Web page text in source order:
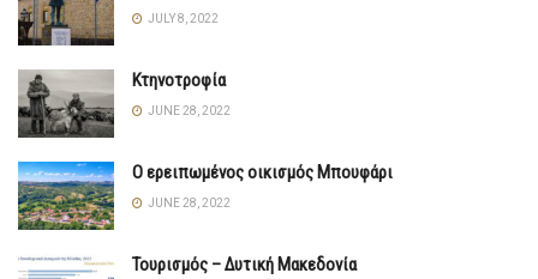
JULY 8, 2022
Κτηνοτροφία
JUNE 28, 2022
Ο ερειπωμένος οικισμός Μπουφάρι
JUNE 28, 2022
Τουρισμός – Δυτική Μακεδονία